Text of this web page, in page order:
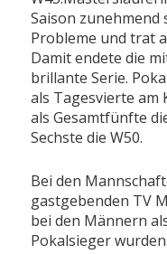
Saison
Probleme und trat
Damit endete die
brillante Serie.
als Tagesvierte am
als Gesamtfünfte
Sechste die W50.
Bei den
gastgebenden TV
bei den Männern
Pokalsieger